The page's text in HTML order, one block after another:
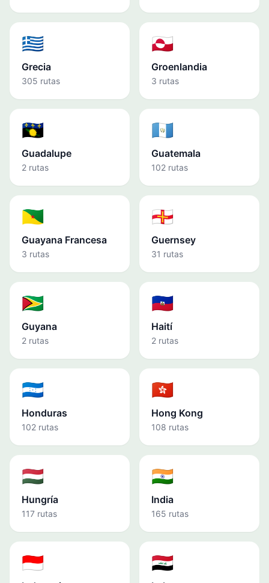
🇬🇷
Grecia
305 rutas
🇬🇱
Groenlandia
3 rutas
🇬🇵
Guadalupe
2 rutas
🇬🇹
Guatemala
102 rutas
🇬🇫
Guayana Francesa
3 rutas
🇬🇬
Guernsey
31 rutas
🇬🇾
Guyana
2 rutas
🇭🇹
Haití
2 rutas
🇭🇳
Honduras
102 rutas
🇭🇰
Hong Kong
108 rutas
🇭🇺
Hungría
117 rutas
🇮🇳
India
165 rutas
🇮🇩 🇮🇶